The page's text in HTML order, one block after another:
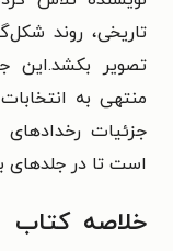
تاریخی، روند
تصویر بکشد.این
منتهی به
جزئیات
است تا در جلدهای
خلاصه کتاب